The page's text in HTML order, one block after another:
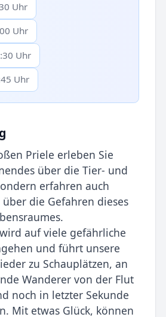
Uhr
Uhr
Uhr
Uhr
Priele erleben Sie
über die Tier- und
erfahren auch
die Gefahren dieses
auf viele gefährliche
und führt unsere
zu Schauplätzen, an
Wanderer von der Flut
noch in letzter Sekunde
Mit etwas Glück, können